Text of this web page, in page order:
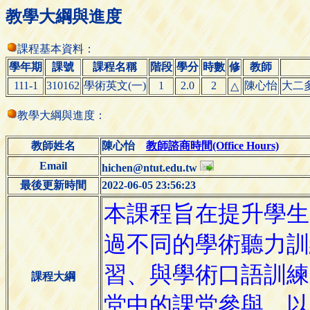
教學大綱與進度
課程基本資料：
學年期
課號 課程名稱 階段 學分 時數 修
教師
111-1
310162 學術英文(一) 1 2.0 2 △ 陳心怡 大二
教學大綱與進度：
教師姓名 陳心怡教師諮商時間(Office Hours)
Email
hichen@ntut.edu.tw
最後更新時間
2022-06-05 23:56:23
課程大綱